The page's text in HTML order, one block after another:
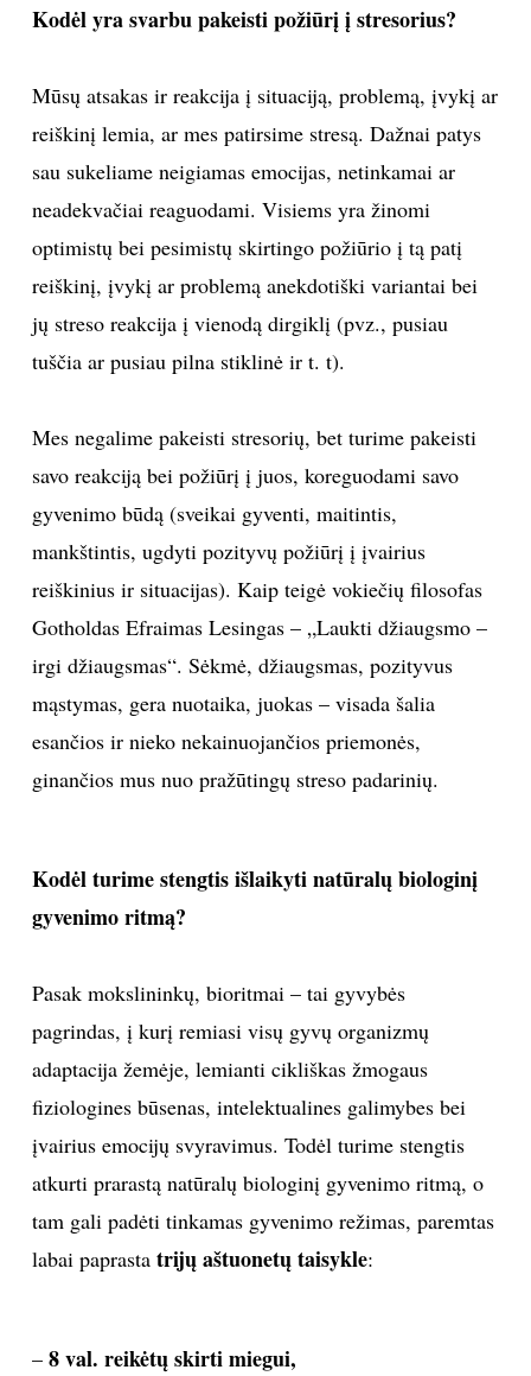
Kodėl yra svarbu pakeisti požiūrį į stresorius?
Mūsų atsakas ir reakcija į situaciją, problemą, įvykį ar
reiškinį lemia, ar mes patirsime stresą. Dažnai patys
sau sukeliame neigiamas emocijas, netinkamai ar
neadekvačiai reaguodami. Visiems yra žinomi
optimistų bei pesimistų skirtingo požiūrio į tą patį
reiškinį, įvykį ar problemą anekdotiški variantai bei
jų streso reakcija į vienodą dirgiklį (pvz., pusiau
tuščia ar pusiau pilna stiklinė ir t. t).
Mes negalime pakeisti stresorių, bet turime pakeisti
savo reakciją bei požiūrį į juos, koreguodami savo
gyvenimo būdą (sveikai gyventi, maitintis,
mankštintis, ugdyti pozityvų požiūrį į įvairius
reiškinius ir situacijas). Kaip teigė vokiečių filosofas
Gotholdas Efraimas Lesingas – „Laukti džiaugsmo –
irgi džiaugsmas“. Sėkmė, džiaugsmas, pozityvus
mąstymas, gera nuotaika, juokas – visada šalia
esančios ir nieko nekainuojančios priemonės,
ginančios mus nuo pražūtingų streso padarinių.
Kodėl turime stengtis išlaikyti natūralų biologinį
gyvenimo ritmą?
Pasak mokslininkų, bioritmai – tai gyvybės
pagrindas, į kurį remiasi visų gyvų organizmų
adaptacija žemėje, lemianti cikliškas žmogaus
fiziologines būsenas, intelektualines galimybes bei
įvairius emocijų svyravimus. Todėl turime stengtis
atkurti prarastą natūralų biologinį gyvenimo ritmą, o
tam gali padėti tinkamas gyvenimo režimas, paremtas
labai paprasta trijų aštuonetų taisykle:
– 8 val. reikėtų skirti miegui,